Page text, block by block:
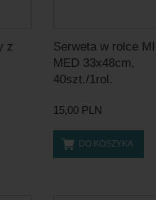
z
Serweta w rolce
MED 33x48cm,
40szt./1rol.
15,00 PLN
DO KOSZYKA